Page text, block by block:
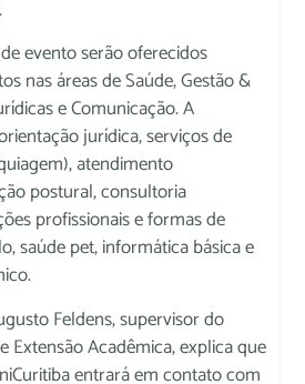
.
evento serão oferecidos
nas áreas de Saúde, Gestão &
e Comunicação. A
jurídica, serviços de
atendimento
postural, consultoria
profissionais e formas de
saúde pet, informática básica e
Feldens, supervisor do
Extensão Acadêmica, explica que
entrará em contato com